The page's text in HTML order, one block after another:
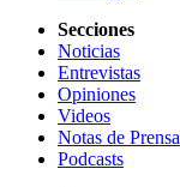
Secciones
Noticias
Entrevistas
Opiniones
Videos
Notas de Prensa
Podcasts